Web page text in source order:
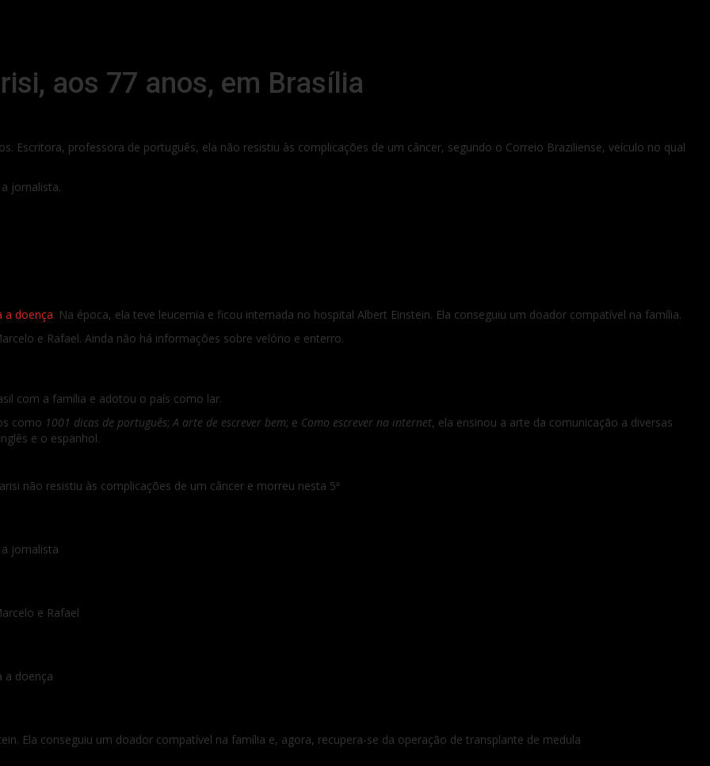
aos 77 anos, em Brasília
Escritora, professora de português, ela não resistiu às complicações de um câncer, segundo o Correio Braziliense, veículo no qual
jornalista.
a doença. Na época, ela teve leucemia e ficou internada no hospital Albert Einstein. Ela conseguiu um doador compatível na família.
e Rafael. Ainda não há informações sobre velório e enterro.
com a família e adotou o país como lar.
como 1001 dicas de português;A arte de escrever bem; e Como escrever na internet, ela ensinou a arte da comunicação a diversas
e o espanhol.
não resistiu às complicações de um câncer e morreu nesta 5ª
jornalista
e Rafael
a doença
Ela conseguiu um doador compatível na família e, agora, recupera-se da operação de transplante de medula